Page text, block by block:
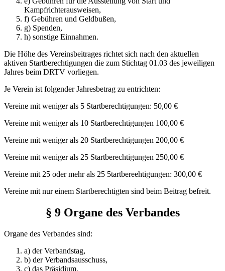
Kampfrichteraus­weisen,
f) Gebühren und Geldbußen,
g) Spenden,
h) sonstige Einnahmen.
Die Höhe des Vereinsbeitrages richtet sich nach den aktuellen
aktiven Startberechtigungen die zum Stichtag 01.03 des jeweiligen
Jahres beim DRTV vorliegen.
Je Verein ist folgender Jahresbetrag zu entrichten:
Vereine mit weniger als 5 Startberechtigungen: 50,00 €
Vereine mit weniger als 10 Startberechtigungen 100,00 €
Vereine mit weniger als 20 Startberechtigungen 200,00 €
Vereine mit weniger als 25 Startberechtigungen 250,00 €
Vereine mit 25 oder mehr als 25 5tartbereehtigungen: 300,00 €
Vereine mit nur einem Startberechtigten sind beim Beitrag befreit.
§ 9 Organe des Verbandes
Organe des Verbandes sind:
a) der Verbandstag,
b) der Verbandsausschuss,
c) das Präsidium,